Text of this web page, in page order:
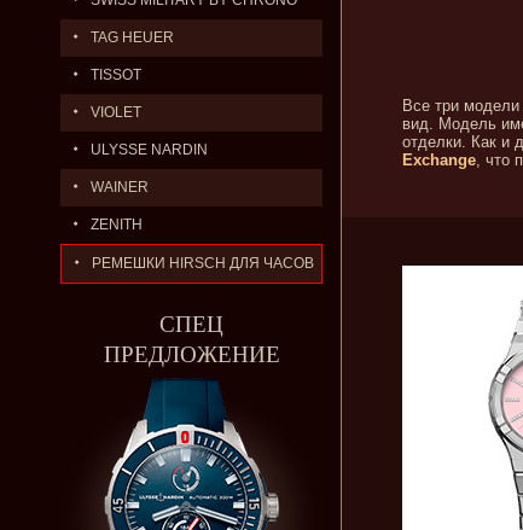
TAG HEUER
TISSOT
VIOLET
ULYSSE NARDIN
WAINER
ZENITH
РЕМЕШКИ HIRSCH ДЛЯ ЧАСОВ
СПЕЦ
ПРЕДЛОЖЕНИЕ
Все три
вид. Модель
отделки. Как и
Exchange, что